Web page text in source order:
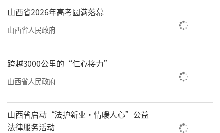
山西省2026年高考圆满落幕
山西省人民政府
跨越3000公里的“仁心接力”
山西省人民政府
山西省启动“法护新业·情暖人心”公益
法律服务活动